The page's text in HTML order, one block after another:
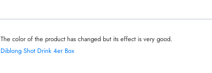
The color of the product has changed but its effect is very good.
Diblong Shot Drink 4er Box